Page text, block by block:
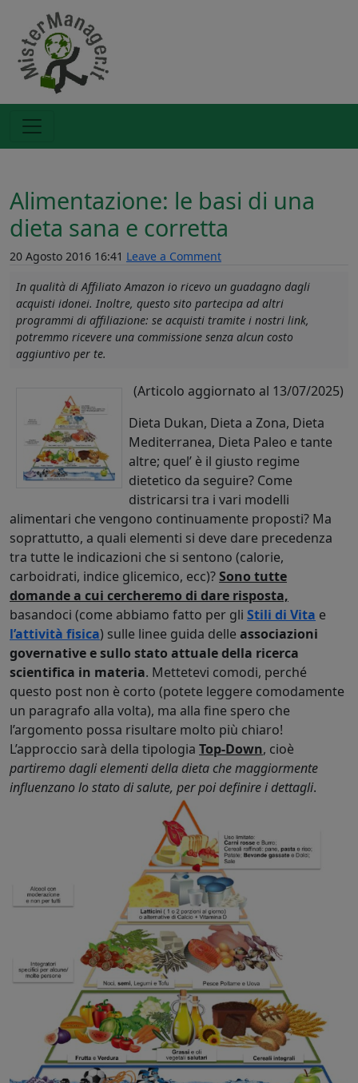
Alimentazione: le basi di una
dieta sana e corretta
20 Agosto 2016 16:41 Leave a Comment
In qualità di Affiliato Amazon io ricevo un guadagno dagli
acquisti idonei. Inoltre, questo sito partecipa ad altri
programmi di affiliazione: se acquisti tramite i nostri link,
potremmo ricevere una commissione senza alcun costo
aggiuntivo per te.
(Articolo aggiornato al 13/07/2025)
Dieta Dukan, Dieta a Zona, Dieta
Mediterranea, Dieta Paleo e tante
altre; quel’ è il giusto regime
dietetico da seguire? Come
districarsi tra i vari modelli
alimentari che vengono continuamente proposti? Ma
soprattutto, a quali elementi si deve dare precedenza
tra tutte le indicazioni che si sentono (calorie,
carboidrati, indice glicemico, ecc)?Sono tutte
domande a cui cercheremo di dare risposta,
basandoci (come abbiamo fatto per gli Stili di Vita e
l’attività fisica) sulle linee guida delle associazioni
governative e sullo stato attuale della ricerca
scientifica in materia. Mettetevi comodi, perché
questo post non è corto (potete leggere comodamente
un paragrafo alla volta), ma alla fine spero che
l’argomento possa risultare molto più chiaro!
L’approccio sarà della tipologia Top-Down, cioè
partiremo dagli elementi della dieta che maggiormente
influenzano lo stato di salute, per poi definire i dettagli.